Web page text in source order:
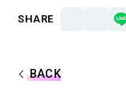
SHARE
BACK